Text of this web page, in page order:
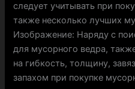
следует учитывать при
также несколько лучших
Изображение: Наряду с
для мусорного ведра,
на гибкость, толщину,
запахом при покупке